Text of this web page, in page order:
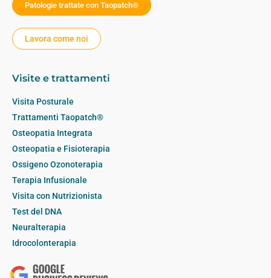
Patologie trattate con Taopatch®
Lavora come noi
Visite e trattamenti
Visita Posturale
Trattamenti Taopatch®
Osteopatia Integrata
Osteopatia e Fisioterapia
Ossigeno Ozonoterapia
Terapia Infusionale
Visita con Nutrizionista
Test del DNA
Neuralterapia
Idrocolonterapia